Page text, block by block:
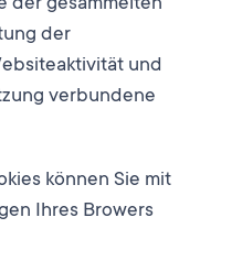
der
und
verbundene
können Sie mit
Ihres Browers